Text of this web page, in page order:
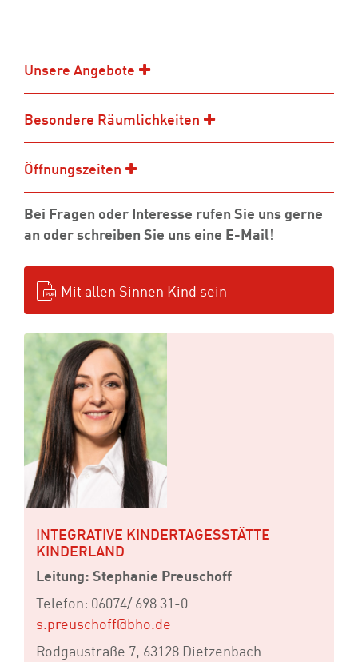
Unsere Angebote
Besondere Räumlichkeiten
Öffnungszeiten
Bei Fragen oder Interesse rufen Sie uns gerne
an oder schreiben Sie uns eine E-Mail!
Mit allen Sinnen Kind sein
INTEGRATIVE KINDERTAGESSTÄTTE
KINDERLAND
Leitung: Stephanie Preuschoff
Telefon: 06074/ 698 31-0
s.preuschoff@bho.de
Rodgaustraße 7, 63128 Dietzenbach